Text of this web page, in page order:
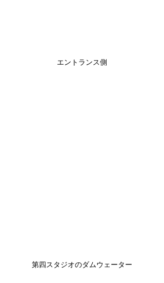
エントランス側
第四スタジオのダムウェーター